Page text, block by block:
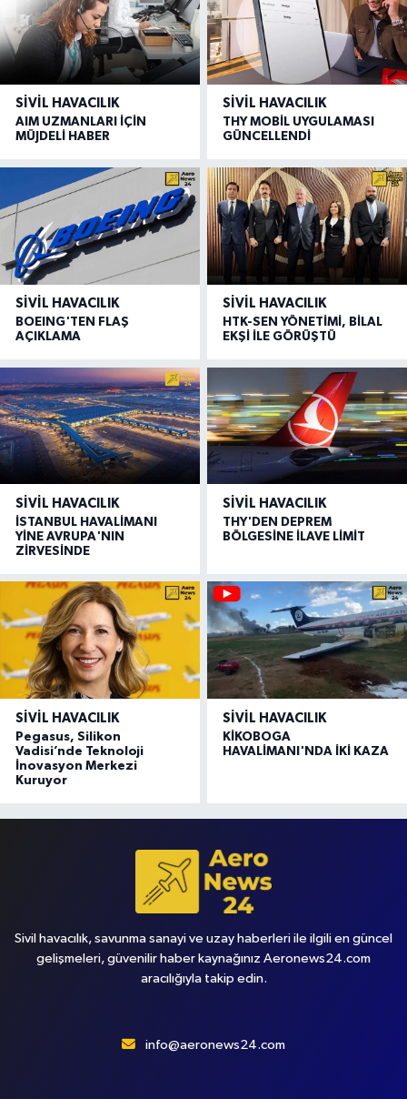
SIVIL HAVACILIK
AIM UZMANLARI İÇİN
MÜJDELİ HABER
SIVIL HAVACILIK
THY MOBİL UYGULAMASI
GÜNCELLENDİ
SIVIL HAVACILIK
BOEING'TEN FLAŞ
AÇIKLAMA
SIVIL HAVACILIK
HTK-SEN YÖNETİMİ, BİLAL
EKŞİ İLE GÖRÜŞTÜ
SIVIL HAVACILIK
İSTANBUL HAVALİMANI
YİNE AVRUPA'NIN
ZİRVESİNDE
SIVIL HAVACILIK
THY'DEN DEPREM
BÖLGESİNE İLAVE LİMİT
SIVIL HAVACILIK
Pegasus, Silikon
Vadisi’nde Teknoloji
İnovasyon Merkezi
Kuruyor
SIVIL HAVACILIK
KİKOBOGA
HAVALİMANI'NDA İKİ KAZA
Sivil havacılık, savunma sanayi ve uzay haberleri ile ilgili en güncel
gelişmeleri, güvenilir haber kaynağınız Aeronews24.com
aracılığıyla takip edin.
info@aeronews24.com